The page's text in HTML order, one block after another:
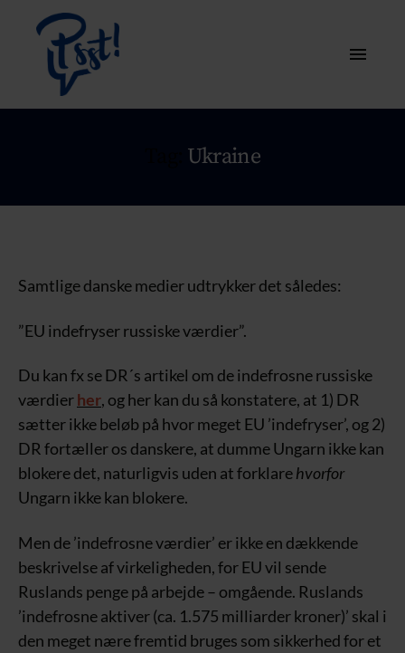
Ukraine
Samtlige danske medier udtrykker det således:
”EU indefryser russiske værdier”.
Du kan fx se DR´s artikel om de indefrosne russiske
værdierher, og her kan du så konstatere, at 1) DR
sætter ikke beløb på hvor meget EU ’indefryser’, og 2)
DR fortæller os danskere, at dumme Ungarn ikke kan
blokere det, naturligvis uden at forklarehvorfor
Ungarn ikke kan blokere.
Men de ’indefrosne værdier’ er ikke en dækkende
beskrivelse af virkeligheden, for EU vil sende
Ruslands penge på arbejde – omgående. Ruslands
’indefrosne aktiver (ca. 1.575 milliarder kroner)’ skal i
den meget nære fremtid bruges som sikkerhed for et